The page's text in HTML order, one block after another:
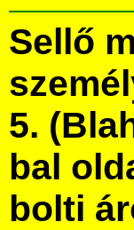
Sellő
5.
bal
bolti